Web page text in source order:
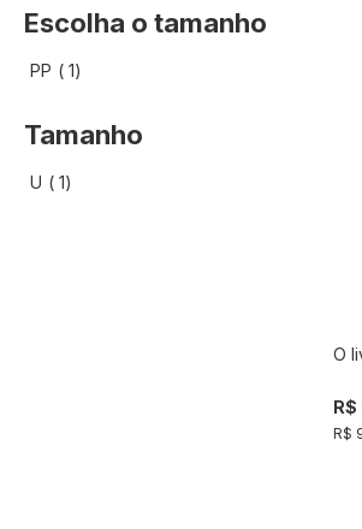
O
R$
Escolha o tamanho
PP 1artigo
Tamanho
U 1artigo